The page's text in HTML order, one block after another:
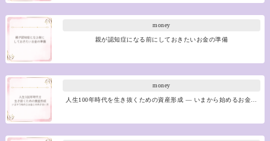
money
親が認知症になる前にしておきたいお金の準備
money
人生100年時代を生き抜くための資産形成 ― いまから始めるお金…